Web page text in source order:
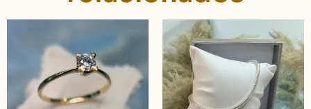
múltiples
variantes.
Las